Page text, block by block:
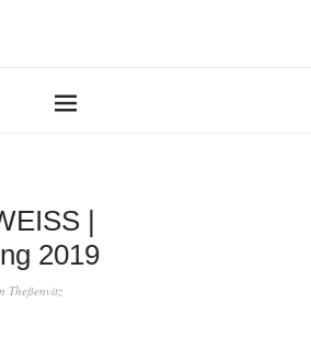
|
2019
Theßenvitz